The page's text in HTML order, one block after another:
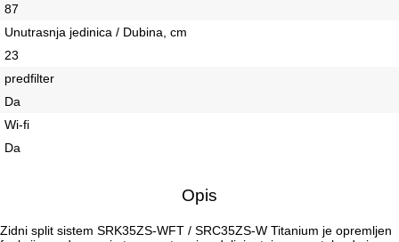
87
Unutrasnja jedinica / Dubina, сm
23
predfilter
Da
Wi-fi
Da
Opis
Zidni split sistem SRK35ZS-WFT / SRC35ZS-W Titanium je opremljen